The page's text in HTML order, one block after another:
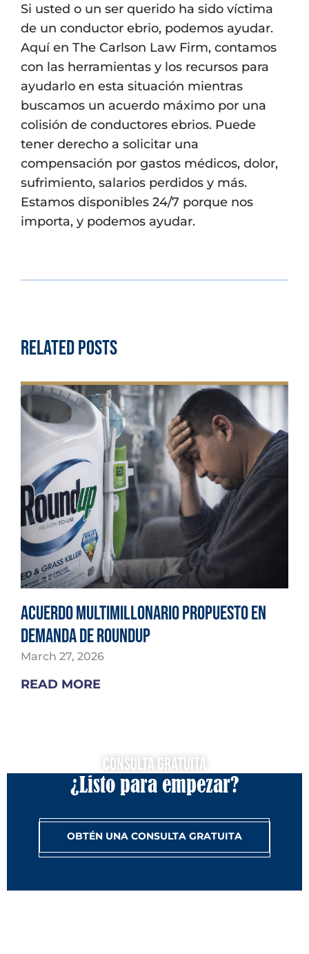
Si usted o un ser querido ha sido víctima
de un conductor ebrio, podemos ayudar.
Aquí en The Carlson Law Firm, contamos
con las herramientas y los recursos para
ayudarlo en esta situación mientras
buscamos un acuerdo máximo por una
colisión de conductores ebrios. Puede
tener derecho a solicitar una
compensación por gastos médicos, dolor,
sufrimiento, salarios perdidos y más.
Estamos disponibles 24/7 porque nos
importa, y podemos ayudar.
Related Posts
Acuerdo multimillonario propuesto en
demanda de Roundup
March 27, 2026
READ MORE
Consulta Gratuita
¿Listo para empezar?
OBTÉN UNA CONSULTA GRATUITA